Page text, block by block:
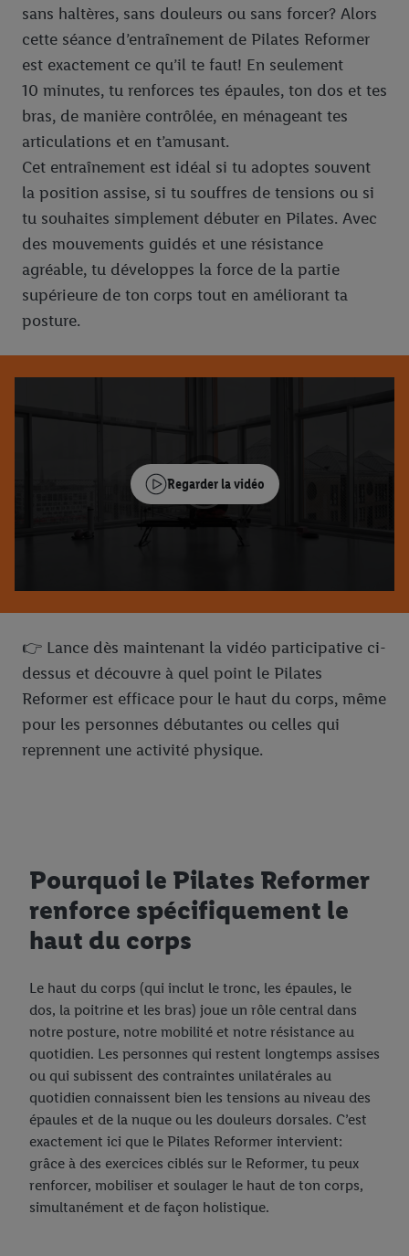
sans haltères, sans douleurs ou sans forcer? Alors
cette séance d’entraînement de Pilates Reformer
est exactement ce qu’il te faut! En seulement
10 minutes, tu renforces tes épaules, ton dos et tes
bras, de manière contrôlée, en ménageant tes
articulations et en t’amusant.
Cet entraînement est idéal si tu adoptes souvent
la position assise, si tu souffres de tensions ou si
tu souhaites simplement débuter en Pilates. Avec
des mouvements guidés et une résistance
agréable, tu développes la force de la partie
supérieure de ton corps tout en améliorant ta
posture.
Regarder la vidéo
👉 Lance dès maintenant la vidéo participative ci-
dessus et découvre à quel point le Pilates
Reformer est efficace pour le haut du corps, même
pour les personnes débutantes ou celles qui
reprennent une activité physique.
Pourquoi le Pilates Reformer
renforce spécifiquement le
haut du corps
Le haut du corps (qui inclut le tronc, les épaules, le
dos, la poitrine et les bras) joue un rôle central dans
notre posture, notre mobilité et notre résistance au
quotidien. Les personnes qui restent longtemps assises
ou qui subissent des contraintes unilatérales au
quotidien connaissent bien les tensions au niveau des
épaules et de la nuque ou les douleurs dorsales. C’est
exactement ici que le Pilates Reformer intervient:
grâce à des exercices ciblés sur le Reformer, tu peux
renforcer, mobiliser et soulager le haut de ton corps,
simultanément et de façon holistique.